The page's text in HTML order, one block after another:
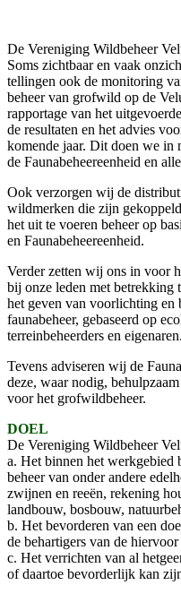
De Vereniging Wildbeheer
Soms zichtbaar en vaak
tellingen ook de monitoring
beheer van grofwild op de
rapportage van het
de resultaten en het advies
komende jaar. Dit doen we in
de Faunabeheereenheid en
Ook verzorgen wij de
wildmerken die zijn
het uit te voeren beheer op
en Faunabeheereenheid.
Verder zetten wij ons in voor
bij onze leden met betrekking
het geven van voorlichting en
faunabeheer, gebaseerd op
terreinbeheerders en eigenaren.
Tevens adviseren wij de
deze, waar nodig,
voor het grofwildbeheer.
DOEL
De Vereniging Wildbeheer
a. Het binnen het werkgebied
beheer van onder andere
zwijnen en reeën, rekening
landbouw, bosbouw,
b. Het bevorderen van een
de behartigers van de
c. Het verrichten van al
of daartoe bevorderlijk kan